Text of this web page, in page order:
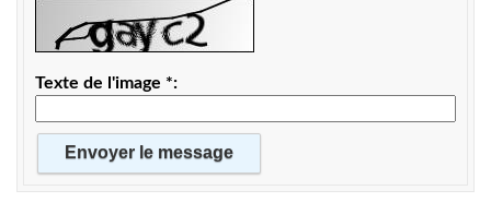
Texte de l'image *